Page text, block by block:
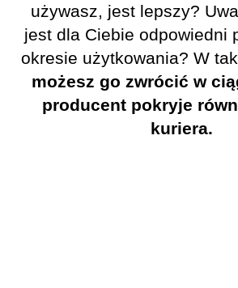
używasz, jest lepszy?
jest dla Ciebie odpowiedni
okresie użytkowania? W
możesz go zwrócić w
producent pokryje
kuriera.